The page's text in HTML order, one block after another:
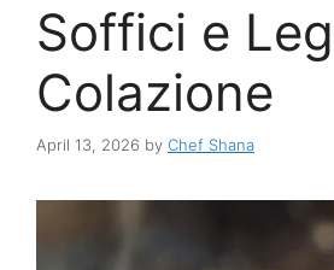
Soffici e
Colazione
April 13, 2026 by Chef Shana